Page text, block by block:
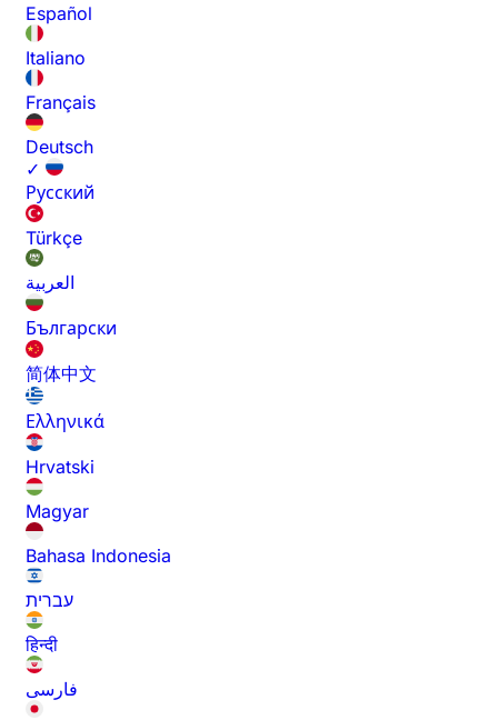
Español
Italiano
Français
Deutsch
✓
Русский
Türkçe
العربية
Български
简体中文
Ελληνικά
Hrvatski
Magyar
Bahasa Indonesia
עברית
हिन्दी
فارسی